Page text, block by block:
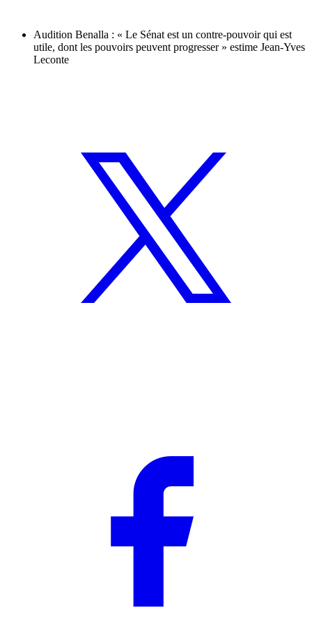
Audition Benalla : « Le Sénat est un contre-pouvoir qui est
utile, dont les pouvoirs peuvent progresser » estime Jean-Yves
Leconte